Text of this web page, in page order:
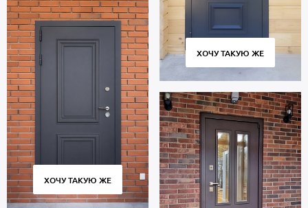
ХОЧУ ТАКУЮ ЖЕ
ХОЧУ ТАКУЮ ЖЕ